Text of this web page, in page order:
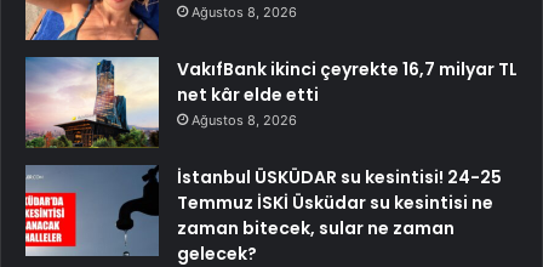
Ağustos 8, 2026
VakıfBank ikinci çeyrekte 16,7 milyar TL
net kâr elde etti
Ağustos 8, 2026
İstanbul ÜSKÜDAR su kesintisi! 24-25
Temmuz İSKİ Üsküdar su kesintisi ne
zaman bitecek, sular ne zaman
gelecek?